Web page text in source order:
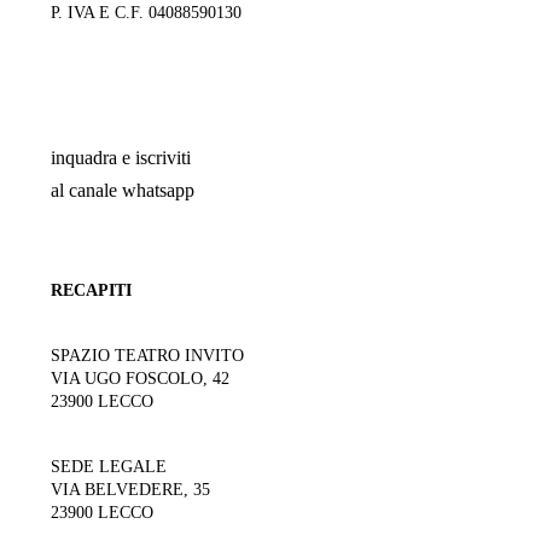
P. IVA E C.F. 04088590130
inquadra e iscriviti
al canale whatsapp
RECAPITI
SPAZIO TEATRO INVITO
VIA UGO FOSCOLO, 42
23900 LECCO
SEDE LEGALE
VIA BELVEDERE, 35
23900 LECCO